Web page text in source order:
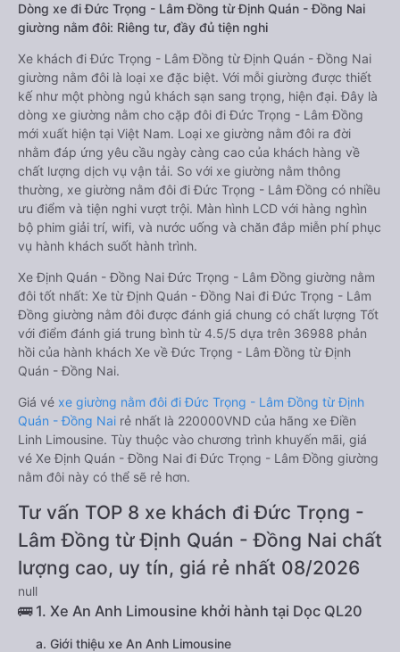
Dòng xe đi Đức Trọng - Lâm Đồng từ Định Quán - Đồng Nai
giường nằm đôi: Riêng tư, đầy đủ tiện nghi
Xe khách đi Đức Trọng - Lâm Đồng từ Định Quán - Đồng Nai
giường nằm đôi là loại xe đặc biệt. Với mỗi giường được thiết
kế như một phòng ngủ khách sạn sang trọng, hiện đại. Đây là
dòng xe giường nằm cho cặp đôi đi Đức Trọng - Lâm Đồng
mới xuất hiện tại Việt Nam. Loại xe giường nằm đôi ra đời
nhằm đáp ứng yêu cầu ngày càng cao của khách hàng về
chất lượng dịch vụ vận tải. So với xe giường nằm thông
thường, xe giường nằm đôi đi Đức Trọng - Lâm Đồng có nhiều
ưu điểm và tiện nghi vượt trội. Màn hình LCD với hàng nghìn
bộ phim giải trí, wifi, và nước uống và chăn đắp miễn phí phục
vụ hành khách suốt hành trình.
Xe Định Quán - Đồng Nai Đức Trọng - Lâm Đồng giường nằm
đôi tốt nhất: Xe từ Định Quán - Đồng Nai đi Đức Trọng - Lâm
Đồng giường nằm đôi được đánh giá chung có chất lượng Tốt
với điểm đánh giá trung bình từ 4.5/5 dựa trên 36988 phản
hồi của hành khách Xe về Đức Trọng - Lâm Đồng từ Định
Quán - Đồng Nai.
Giá vé xe giường nằm đôi đi Đức Trọng - Lâm Đồng từ Định
Quán - Đồng Nai rẻ nhất là 220000VND của hãng xe Điền
Linh Limousine. Tùy thuộc vào chương trình khuyến mãi, giá
vé Xe Định Quán - Đồng Nai đi Đức Trọng - Lâm Đồng giường
nằm đôi này có thể sẽ rẻ hơn.
Tư vấn TOP 8 xe khách đi Đức Trọng -
Lâm Đồng từ Định Quán - Đồng Nai chất
lượng cao, uy tín, giá rẻ nhất 08/2026
null
🚌 1. Xe An Anh Limousine khởi hành tại Dọc QL20
a. Giới thiệu xe An Anh Limousine